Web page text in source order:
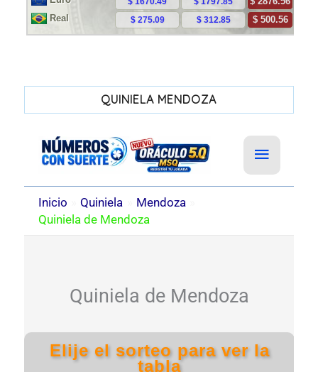
QUINIELA MENDOZA